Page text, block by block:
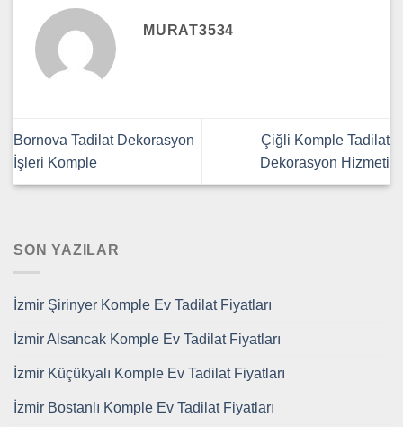
MURAT3534
Bornova Tadilat Dekorasyon
İşleri Komple
Çiğli Komple Tadilat
Dekorasyon Hizmeti
SON YAZILAR
İzmir Şirinyer Komple Ev Tadilat Fiyatları
İzmir Alsancak Komple Ev Tadilat Fiyatları
İzmir Küçükyalı Komple Ev Tadilat Fiyatları
İzmir Bostanlı Komple Ev Tadilat Fiyatları